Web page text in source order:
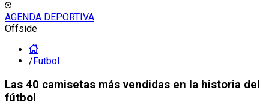
AGENDA DEPORTIVA
Offside
/Futbol
Las 40 camisetas más vendidas en la historia del
fútbol